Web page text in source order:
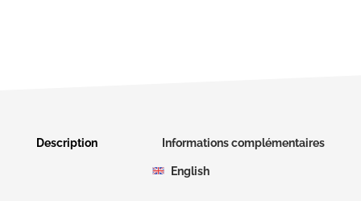
Description Informations complémentaires
English